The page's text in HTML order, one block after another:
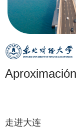
走进大连